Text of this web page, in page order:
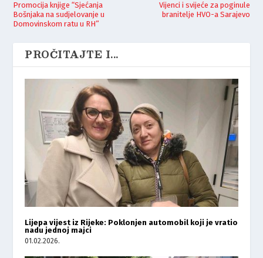
Promocija knjige “Sjećanja
Bošnjaka na sudjelovanje u
Domovinskom ratu u RH”
Vijenci i svijeće za poginule
branitelje HVO-a Sarajevo
PROČITAJTE I...
Lijepa vijest iz Rijeke: Poklonjen automobil koji je vratio
nadu jednoj majci
01.02.2026.